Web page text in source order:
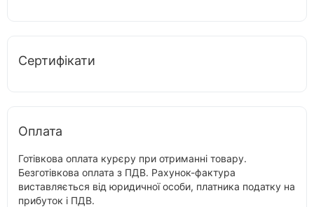
Сертифікати
Оплата
Готівкова оплата курєру при отриманні товару.
Безготівкова оплата з ПДВ. Рахунок-фактура
виставляється від юридичної особи, платника податку на
прибуток і ПДВ.